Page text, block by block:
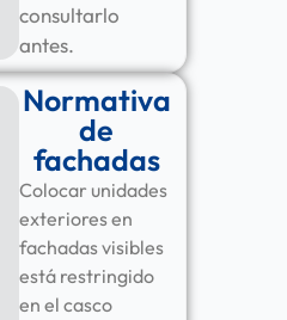
consultarlo
antes.
Normativa
de
fachadas
Colocar unidades
exteriores en
fachadas visibles
está restringido
en el casco